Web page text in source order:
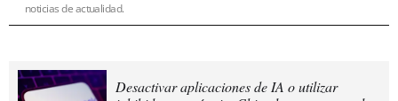
noticias de actualidad.
Desactivar aplicaciones de IA o utilizar